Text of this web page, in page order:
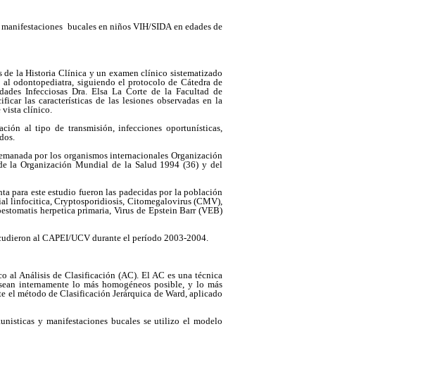
bucales en niños VIH/SIDA en edades de
de la Historia Clínica y un examen clínico sistematizado
odontopediatra, siguiendo el protocolo de Cátedra de
Infecciosas Dra. Elsa La Corte de la Facultad de
las características de las lesiones observadas en la
vista clínico.
al tipo de transmisión, infecciones oportunísticas,
por los organismos internacionales Organización
la Organización Mundial de la Salud 1994 (36) y del
para este estudio fueron las padecidas por la población
linfocitica, Cryptosporidiosis, Citomegalovirus (CMV),
herpetica primaria, Virus de Epstein Barr (VEB)
al CAPEI/UCV durante el período 2003-2004.
al Análisis de Clasificación (AC). El AC es una técnica
internamente lo más homogéneos posible, y lo más
el método de Clasificación Jerárquica de Ward, aplicado
y manifestaciones bucales se utilizo el modelo